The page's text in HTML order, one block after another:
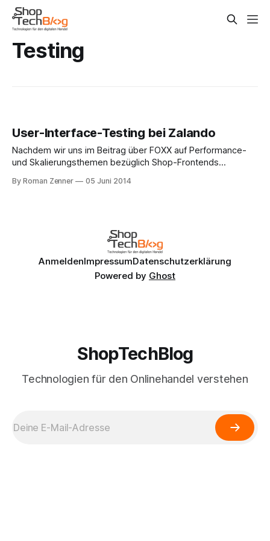
Testing
User-Interface-Testing bei Zalando
Nachdem wir uns im Beitrag über FOXX auf Performance-
und Skalierungsthemen bezüglich Shop-Frontends
Technik-Blogs den Blick auf das qualitative Testen von
By Roman Zenner 05 Juni 2014
AnmeldenImpressumDatenschutzerklärung
Powered by Ghost
ShopTechBlog
Technologien für den Onlinehandel verstehen